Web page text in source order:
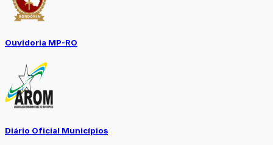
Ouvidoria MP-RO
Diário Oficial Municípios